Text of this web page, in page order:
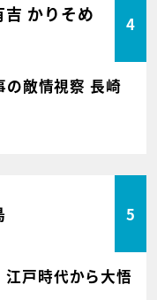
吉 かりそめ
4
敵情視察 長崎
5
江戸時代から大悟